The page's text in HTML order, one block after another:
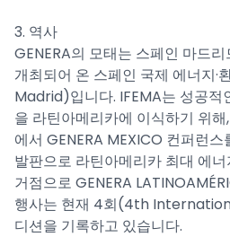
3. 역사
GENERA의 모태는 스페인 마드
개최되어 온 스페인 국제 에너지·
Madrid)입니다. IFEMA는 성공적
을 라틴아메리카에 이식하기 위
에서 GENERA MEXICO 컨퍼런
발판으로 라틴아메리카 최대 에
거점으로 GENERA
행사는 현재 4회(4th
디션을 기록하고 있습니다.